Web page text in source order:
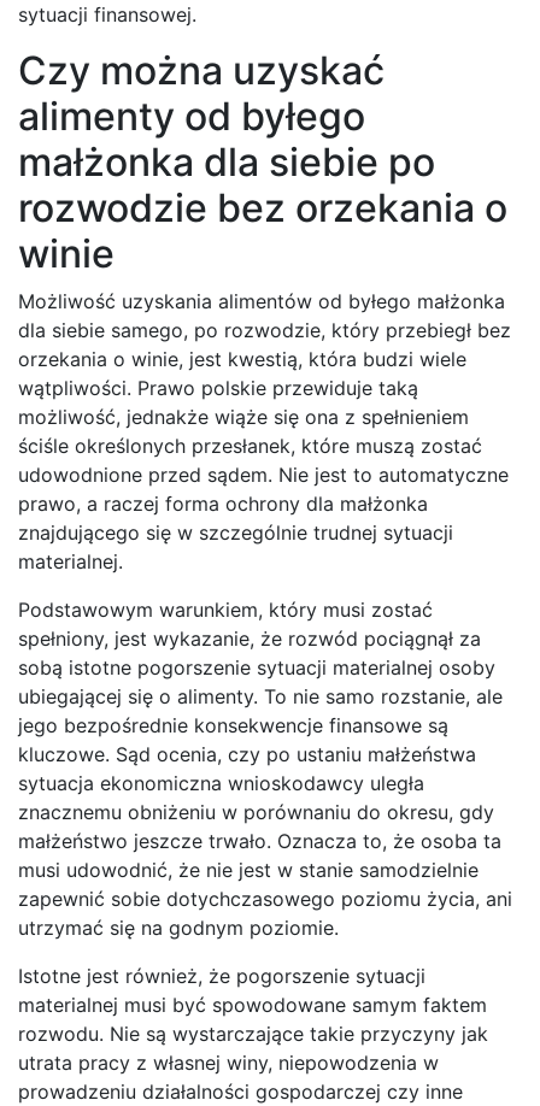
sytuacji finansowej.
Czy można uzyskać
alimenty od byłego
małżonka dla siebie po
rozwodzie bez orzekania o
winie
Możliwość uzyskania alimentów od byłego małżonka
dla siebie samego, po rozwodzie, który przebiegł bez
orzekania o winie, jest kwestią, która budzi wiele
wątpliwości. Prawo polskie przewiduje taką
możliwość, jednakże wiąże się ona z spełnieniem
ściśle określonych przesłanek, które muszą zostać
udowodnione przed sądem. Nie jest to automatyczne
prawo, a raczej forma ochrony dla małżonka
znajdującego się w szczególnie trudnej sytuacji
materialnej.
Podstawowym warunkiem, który musi zostać
spełniony, jest wykazanie, że rozwód pociągnął za
sobą istotne pogorszenie sytuacji materialnej osoby
ubiegającej się o alimenty. To nie samo rozstanie, ale
jego bezpośrednie konsekwencje finansowe są
kluczowe. Sąd ocenia, czy po ustaniu małżeństwa
sytuacja ekonomiczna wnioskodawcy uległa
znacznemu obniżeniu w porównaniu do okresu, gdy
małżeństwo jeszcze trwało. Oznacza to, że osoba ta
musi udowodnić, że nie jest w stanie samodzielnie
zapewnić sobie dotychczasowego poziomu życia, ani
utrzymać się na godnym poziomie.
Istotne jest również, że pogorszenie sytuacji
materialnej musi być spowodowane samym faktem
rozwodu. Nie są wystarczające takie przyczyny jak
utrata pracy z własnej winy, niepowodzenia w
prowadzeniu działalności gospodarczej czy inne